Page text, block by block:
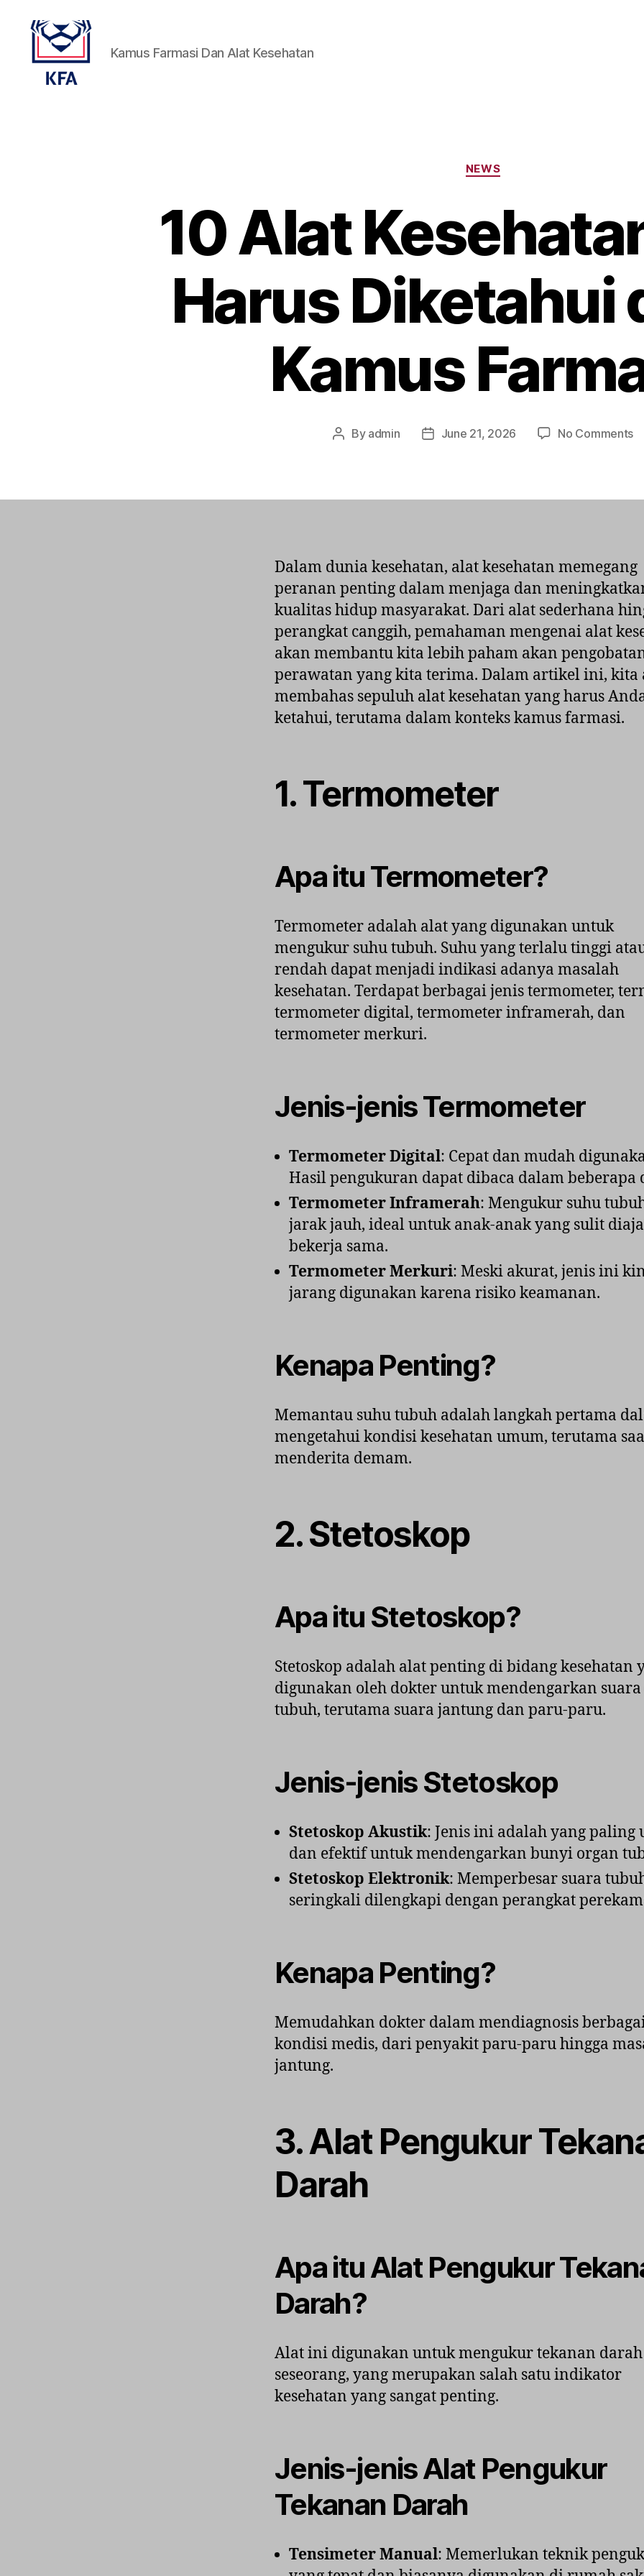
Kamus Farmasi Dan Alat Kesehatan
Categories
NEWS
10 Alat
Harus Diketahui
Kamus
Post
By admin
PostJune 21, 2026 No Commentson
Dalam dunia kesehatan, alat kesehatan memegang
peranan penting dalam menjaga dan
kualitas hidup masyarakat. Dari alat sederhana
perangkat canggih, pemahaman mengenai alat
akan membantu kita lebih paham akan
perawatan yang kita terima. Dalam artikel ini, kita
membahas sepuluh alat kesehatan yang harus
ketahui, terutama dalam konteks kamus farmasi.
1. Termometer
Apa itu Termometer?
Termometer adalah alat yang digunakan untuk
mengukur suhu tubuh. Suhu yang terlalu tinggi
rendah dapat menjadi indikasi adanya masalah
kesehatan. Terdapat berbagai jenis termometer,
termometer digital, termometer inframerah, dan
termometer merkuri.
Jenis-jenis Termometer
Termometer Digital: Cepat dan mudah
Hasil pengukuran dapat dibaca dalam beberapa
Termometer Inframerah: Mengukur suhu
jarak jauh, ideal untuk anak-anak yang sulit
bekerja sama.
Termometer Merkuri: Meski akurat, jenis ini
jarang digunakan karena risiko keamanan.
Kenapa Penting?
Memantau suhu tubuh adalah langkah pertama
mengetahui kondisi kesehatan umum, terutama
menderita demam.
2. Stetoskop
Apa itu Stetoskop?
Stetoskop adalah alat penting di bidang kesehatan
digunakan oleh dokter untuk mendengarkan
tubuh, terutama suara jantung dan paru-paru.
Jenis-jenis Stetoskop
Stetoskop Akustik: Jenis ini adalah yang paling
dan efektif untuk mendengarkan bunyi organ
Stetoskop Elektronik: Memperbesar suara
seringkali dilengkapi dengan perangkat
Kenapa Penting?
Memudahkan dokter dalam mendiagnosis
kondisi medis, dari penyakit paru-paru hingga
jantung.
3. Alat Pengukur
Darah
Apa itu Alat Pengukur
Darah?
Alat ini digunakan untuk mengukur tekanan darah
seseorang, yang merupakan salah satu indikator
kesehatan yang sangat penting.
Jenis-jenis Alat Pengukur
Tekanan Darah
Tensimeter Manual: Memerlukan teknik